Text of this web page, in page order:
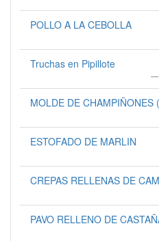
POLLO A LA CEBOLLA
Truchas en Pipillote
MOLDE DE CHAMPIÑONES
ESTOFADO DE MARLIN
CREPAS RELLENAS DE
PAVO RELLENO DE